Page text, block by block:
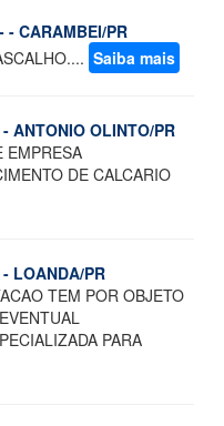
- CARAMBEI/PR
Saiba mais
ANTONIO OLINTO/PR
EMPRESA
DE CALCARIO
LOANDA/PR
TEM POR OBJETO
PARA